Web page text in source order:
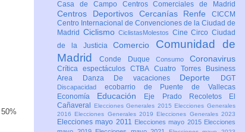
Casa de Campo Centros Comerciales de Madrid
Centros Deportivos Cercanías Renfe CICCM
Centro Internacional de Convenciones de la Ciudad de
Madrid CiclismoCiclistasMolestos CineCircoCiudad
de la JusticiaComercio Comunidad de
MadridConde Duque Consumo Coronavirus
Crítica espectáculosCTBA Cuatro Torres Business
Area
Danza De vacaciones Deporte DGT
Discapacidad ecobarrio de Puente de Vallecas
Economía Educación Eje Prado Recoletos
El
Cañaveral
Elecciones Generales 2015 Elecciones Generales
2016 Elecciones Generales 2019 Elecciones Generales 2023
Elecciones mayo 2011 Elecciones mayo 2015 Elecciones